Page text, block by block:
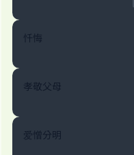
忏悔
孝敬父母
爱憎分明